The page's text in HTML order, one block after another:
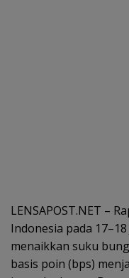
LENSAPOST.NET –
Indonesia pada
menaikkan suku
basis poin (bps)